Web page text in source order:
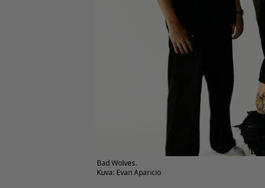
Bad Wolves.
Kuva: Evan Aparicio